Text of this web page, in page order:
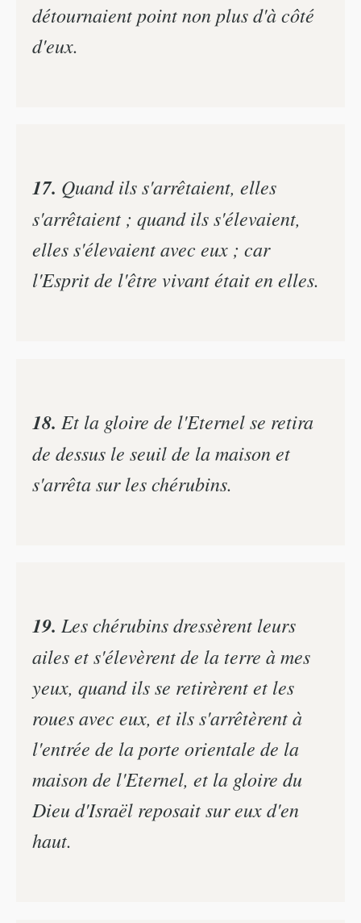
détournaient point non plus d'à côté
d'eux.
17. Quand ils s'arrêtaient, elles
s'arrêtaient ; quand ils s'élevaient,
elles s'élevaient avec eux ; car
l'Esprit de l'être vivant était en elles.
18. Et la gloire de l'Eternel se retira
de dessus le seuil de la maison et
s'arrêta sur les chérubins.
19. Les chérubins dressèrent leurs
ailes et s'élevèrent de la terre à mes
yeux, quand ils se retirèrent et les
roues avec eux, et ils s'arrêtèrent à
l'entrée de la porte orientale de la
maison de l'Eternel, et la gloire du
Dieu d'Israël reposait sur eux d'en
haut.